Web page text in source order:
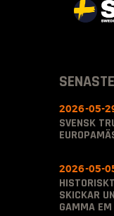
SVENSK
2026-05-
SKICKAR
GAMMA EM
2026-05-